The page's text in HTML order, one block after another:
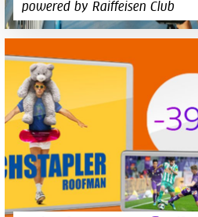
powered by Raiffeisen Club